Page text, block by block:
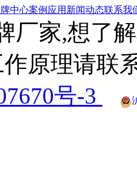
中心案例应用 新闻动态联系我
厂家,想了
原理请联
号-3